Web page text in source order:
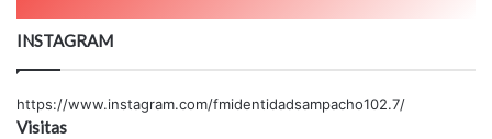
INSTAGRAM
https://www.instagram.com/fmidentidadsampacho102.7/
Visitas